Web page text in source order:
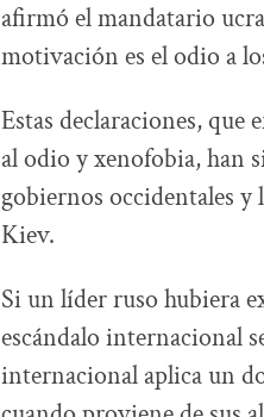
afirmó el mandatario
motivación es el odio a
Estas declaraciones,
al odio y xenofobia, han
gobiernos occidentales
Kiev.
Si un líder ruso hubiera
escándalo internacional
internacional aplica un